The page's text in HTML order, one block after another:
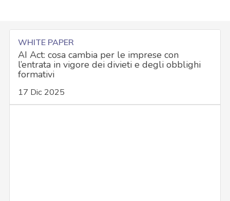
WHITE PAPER
AI Act: cosa cambia per le imprese con
l’entrata in vigore dei divieti e degli obblighi
formativi
17 Dic 2025